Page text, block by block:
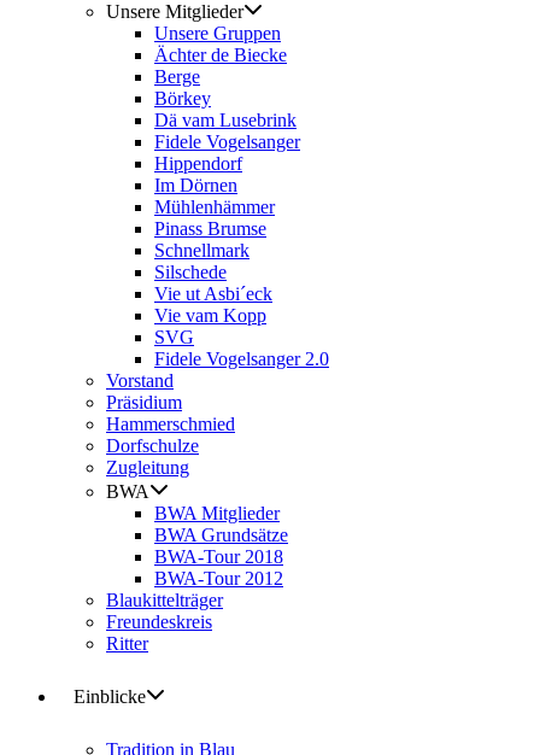
Unsere Mitglieder
Unsere Gruppen
Ächter de Biecke
Berge
Börkey
Dä vam Lusebrink
Fidele Vogelsanger
Hippendorf
Im Dörnen
Mühlenhämmer
Pinass Brumse
Schnellmark
Silschede
Vie ut Asbi´eck
Vie vam Kopp
SVG
Fidele Vogelsanger 2.0
Vorstand
Präsidium
Hammerschmied
Dorfschulze
Zugleitung
BWA
BWA Mitglieder
BWA Grundsätze
BWA-Tour 2018
BWA-Tour 2012
Blaukittelträger
Freundeskreis
Ritter
Einblicke
Tradition in Blau